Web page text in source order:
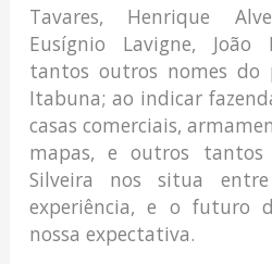
Tavares, Henrique
Eusígnio Lavigne, João
tantos outros nomes do
Itabuna; ao indicar
casas comerciais,
mapas, e outros tantos
Silveira nos situa
experiência, e o futuro
nossa expectativa.